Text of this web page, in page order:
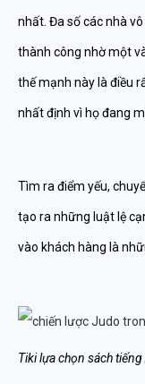
nhất. Đa số các nhà
thành công nhờ một
thế mạnh này là điều
nhất định vì họ đang
Tìm ra điểm yếu,
tạo ra những luật lệ
vào khách hàng là
Tiki lựa chọn sách